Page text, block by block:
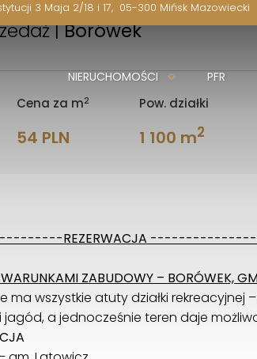
3 Maja 2/18 i 17 05-300 Mińsk Mazowiecki
NIERUCHOMOŚCI PFR
|Borówek
Cena za m2
54 PLN
Pow. działki
1 100 m2
REZERWACJA
ZABUDOWY – BORÓWEK,
ma wszystkie atuty działki rekreacyjnej
jagód, a jednocześnie teren daje